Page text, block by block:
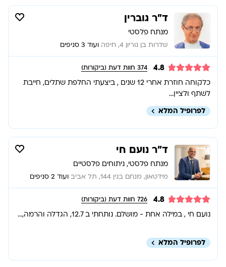
ד”ר גוברין
מנתח פלסטי
שדרות בן גוריון 4, חיפה ועוד 3 סניפים
4.8
374 חוות דעת (ביקורות)
כלקוחה חוזרת אחרי 12 שנים , ביצעתי החלפת שתלים, חייבת
לשתף ולציין...
לפרופיל המלא
ד”ר נועם חי
מנתח פלסטי, ניתוחים פלסטיים
מידטאון, מנחם בגין 144, תל אביב ועוד 2 סניפים
4.8
726 חוות דעת (ביקורות)
נועם חי , במילה אחת - מושלם. נותחתי ב 12.7, הגדלה והרמה,...
לפרופיל המלא